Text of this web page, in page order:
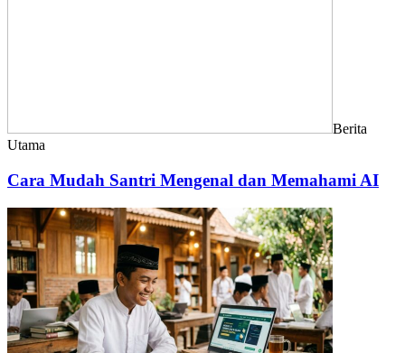
Berita
Utama
Cara Mudah Santri Mengenal dan Memahami AI